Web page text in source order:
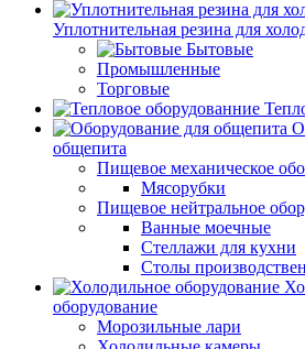
Уплотнительная резина для
Бытовые
Промышленные
Торговые
общепита
Пищевое механическое
Мясорубки
Пищевое нейтральное
Ванные моечные
Стеллажи для кухни
Столы
оборудование
Морозильные лари